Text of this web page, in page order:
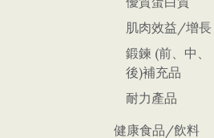
肌肉效益/增長
鍛鍊 (前、中、
後)補充品
耐力產品
健康食品/飲料